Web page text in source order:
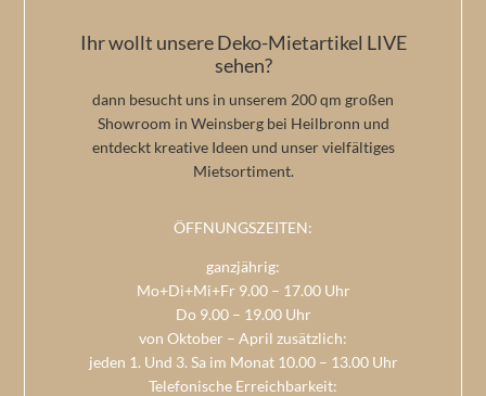
Ihr wollt unsere Deko-Mietartikel LIVE
sehen?
dann besucht uns in unserem 200 qm großen
Showroom in Weinsberg bei Heilbronn und
entdeckt kreative Ideen und unser vielfältiges
Mietsortiment.
ÖFFNUNGSZEITEN:
ganzjährig:
Mo+Di+Mi+Fr 9.00 – 17.00 Uhr
Do 9.00 – 19.00 Uhr
von Oktober – April zusätzlich:
jeden 1. Und 3. Sa im Monat 10.00 – 13.00 Uhr
Telefonische Erreichbarkeit: